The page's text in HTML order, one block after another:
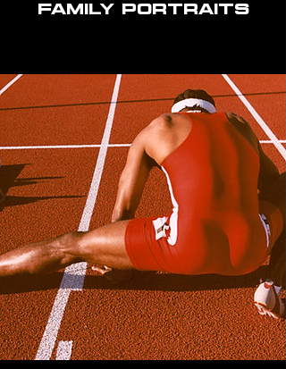
Family Portraits